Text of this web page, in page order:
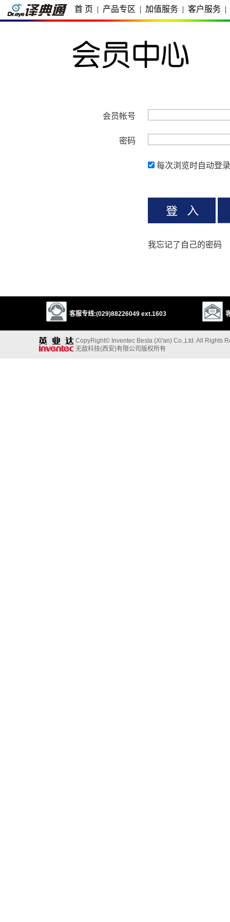
首 页 | 产品专区 | 加值服务 | 客户服务 |
会员帐号
密码
每次浏览时自动登录
我忘记了自己的密码
客服专线:(029)88226049 ext.1603
CopyRight© Inventec Besta (Xi'an) Co.,Ltd. All Rights
无敌科技(西安)有限公司版权所有